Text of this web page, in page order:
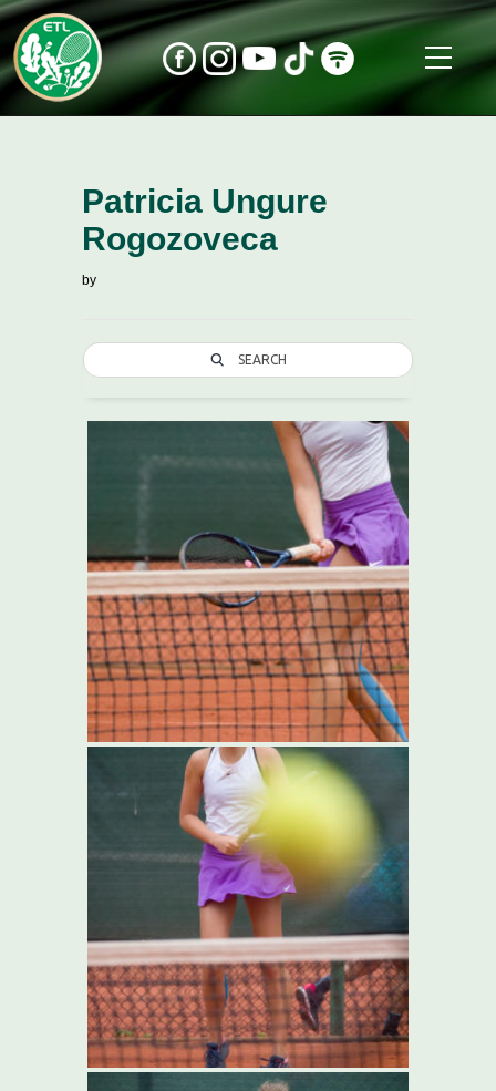
Patricia Ungure
Rogozoveca
by
SEARCH